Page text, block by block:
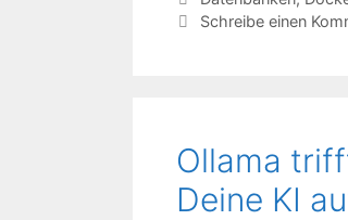
Schreibe einen
Ollama
Deine KI